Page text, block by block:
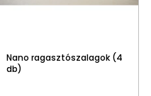
Nano ragasztószalagok (4
db)